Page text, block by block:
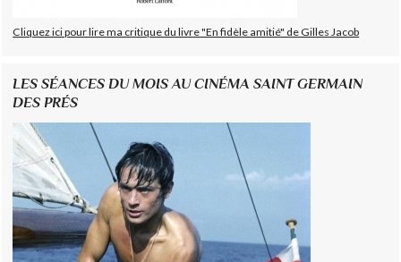
Cliquez ici pour lire ma critique du livre "En fidèle amitié" de Gilles Jacob
LES SÉANCES DU MOIS AU CINÉMA SAINT GERMAIN
DES PRÉS